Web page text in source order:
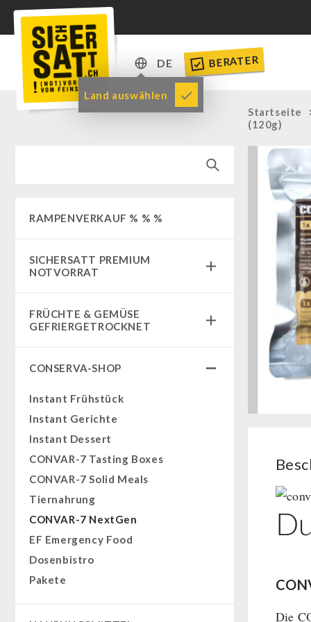
DE
DE
EN
Land auswählen
BERATER
RAMPENVERKAUF % % %
SICHERSATT PREMIUM
NOTVORRAT
Fertiggerichte
NR-72
Müsli Zutaten
Vegan
Trinkwasser
Früchte
Gemüse
Kräuter / Gewürze
Grundnahrungsmittel
Milch / Ei / Butter
Getreide / Mehl / Hefe
Zucker / Brühe / Sauce
FRÜCHTE & GEMÜSE
GEFRIERGETROCKNET
leckker Bio Früchte
SicherSatt Früchte
SicherSatt Gemüse
CONSERVA-SHOP
Instant Frühstück
Instant Gerichte
Instant Dessert
CONVAR-7 Tasting Boxes
CONVAR-7 Solid Meals
Tiernahrung
CONVAR-7 NextGen
EF Emergency Food
Dosenbistro
Pakete
Startseite
(120g)
Die